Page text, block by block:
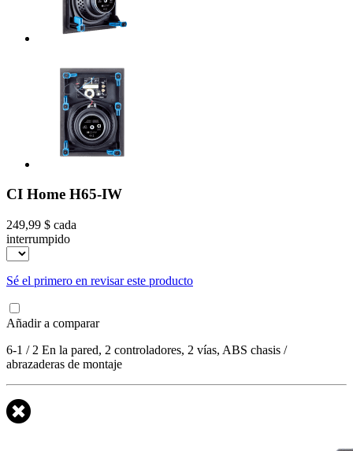
CI Home H65-IW
249,99 $ cada
interrumpido
Sé el primero en revisar este producto
Añadir a comparar
6-1 / 2 En la pared, 2 controladores, 2 vías, ABS chasis /
abrazaderas de montaje